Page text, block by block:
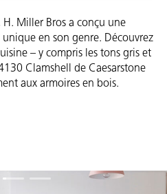
Miller Bros a conçu une
en son genre. Découvrez
– y compris les tons gris et
Clamshell de Caesarstone
aux armoires en bois.